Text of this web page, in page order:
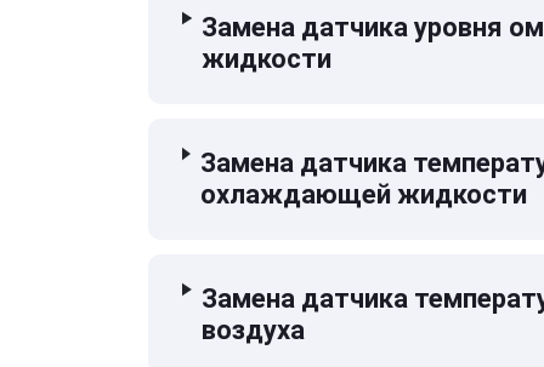
Замена датчика уровня
жидкости
Замена датчика
охлаждающей жидкости
Замена датчика
воздуха